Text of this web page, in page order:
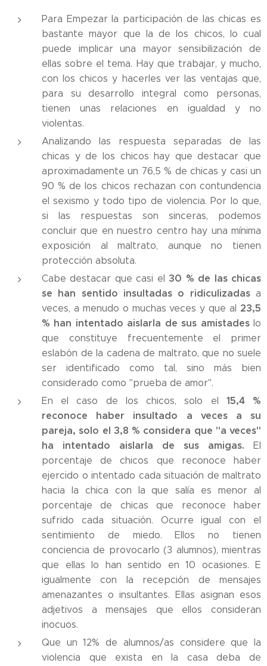
Para Empezar la participación de las chicas es
bastante mayor que la de los chicos, lo cual
puede implicar una mayor sensibilización de
ellas sobre el tema. Hay que trabajar, y mucho,
con los chicos y hacerles ver las ventajas que,
para su desarrollo integral como personas,
tienen unas relaciones en igualdad y no
violentas.
Analizando las respuesta separadas de las
chicas y de los chicos hay que destacar que
aproximadamente un 76,5 % de chicas y casi un
90 % de los chicos rechazan con contundencia
el sexismo y todo tipo de violencia. Por lo que,
si las respuestas son sinceras, podemos
concluir que en nuestro centro hay una mínima
exposición al maltrato, aunque no tienen
protección absoluta.
Cabe destacar que casi el 30 % de las chicas
se han sentido insultadas o ridiculizadasa
veces, a menudo o muchas veces y que al 23,5
% han intentado aislarla de sus amistadeslo
que constituye frecuentemente el primer
eslabón de la cadena de maltrato, que no suele
ser identificado como tal, sino más bien
considerado como "prueba de amor".
En el caso de los chicos, solo el 15,4 %
reconoce haber insultado a veces a su
pareja, solo el 3,8 % considera que "a veces"
ha intentado aislarla de sus amigas. El
porcentaje de chicos que reconoce haber
ejercido o intentado cada situación de maltrato
hacia la chica con la que salía es menor al
porcentaje de chicas que reconoce haber
sufrido cada situación. Ocurre igual con el
sentimiento de miedo. Ellos no tienen
conciencia de provocarlo (3 alumnos), mientras
que ellas lo han sentido en 10 ocasiones. E
igualmente con la recepción de mensajes
amenazantes o insultantes. Ellas asignan esos
adjetivos a mensajes que ellos consideran
inocuos.
Que un 12% de alumnos/as considere que la
violencia que exista en la casa deba de